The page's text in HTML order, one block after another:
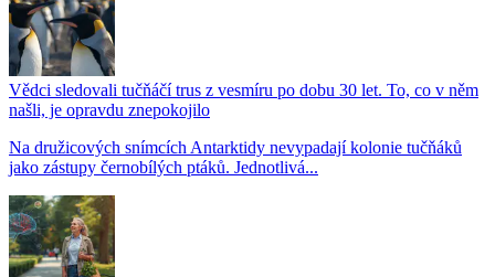
Vědci sledovali tučňáčí trus z vesmíru po dobu 30 let. To, co v něm
našli, je opravdu znepokojilo
Na družicových snímcích Antarktidy nevypadají kolonie tučňáků
jako zástupy černobílých ptáků. Jednotlivá...